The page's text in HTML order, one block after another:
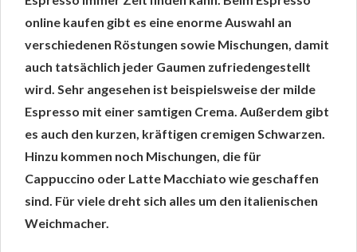
online kaufen gibt es eine enorme Auswahl an
verschiedenen Röstungen sowie Mischungen, damit
auch tatsächlich jeder Gaumen zufriedengestellt
wird. Sehr angesehen ist beispielsweise der milde
Espresso mit einer samtigen Crema. Außerdem gibt
es auch den kurzen, kräftigen cremigen Schwarzen.
Hinzu kommen noch Mischungen, die für
Cappuccino oder Latte Macchiato wie geschaffen
sind. Für viele dreht sich alles um den italienischen
Weichmacher.